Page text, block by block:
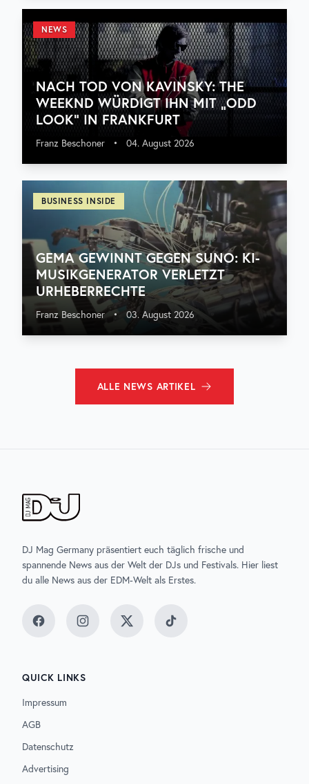
NEWS
NACH TOD VON KAVINSKY: THE
WEEKND WÜRDIGT IHN MIT „ODD
LOOK“ IN FRANKFURT
Franz Beschoner • 04. August 2026
BUSINESS INSIDE
GEMA GEWINNT GEGEN SUNO: KI-
MUSIKGENERATOR VERLETZT
URHEBERRECHTE
Franz Beschoner • 03. August 2026
ALLE NEWS ARTIKEL
DJ Mag Germany präsentiert euch täglich frische und
spannende News aus der Welt der DJs und Festivals. Hier liest
du alle News aus der EDM-Welt als Erstes.
FacebookInstagramTwitter TikTok
QUICK LINKS
Impressum
AGB
Datenschutz
Advertising